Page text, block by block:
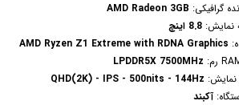
گرافیکی: AMD Radeon 3GB
نمایش: 8.8 اینچ
AMD Ryzen Z1 Extreme with RDNA Graphics
LPDDR5X 7500MHz
QHD(2K) - IPS - 500nits - 144Hz
آکبند